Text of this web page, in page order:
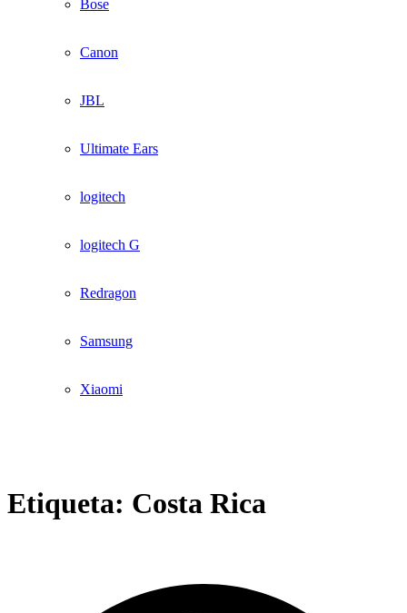
Bose
Canon
JBL
Ultimate Ears
logitech
logitech G
Redragon
Samsung
Xiaomi
Etiqueta: Costa Rica